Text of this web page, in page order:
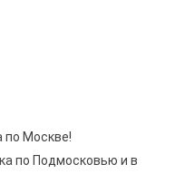
по Москве!
по Подмосковью и в